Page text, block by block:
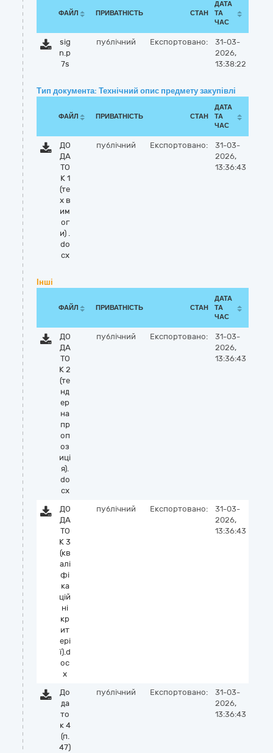
ФАЙЛ ПРИВАТНІСТЬ СТАН
ДАТА
ТА
ЧАС
sig
n.p
7s
публічний Експортовано:
31-03-
2026,
13:38:22
Тип документа: Технічний опис предмету закупівлі
ФАЙЛ ПРИВАТНІСТЬ СТАН
ДАТА
ТА
ЧАС
ДО
ДА
ТО
К 1
(те
х в
им
ог
и) .
do
cx
публічний Експортовано:
31-03-
2026,
13:36:43
Інші
ФАЙЛ ПРИВАТНІСТЬ СТАН
ДАТА
ТА
ЧАС
ДО
ДА
ТО
К 2
(те
нд
ер
на
пр
оп
оз
иці
я).
do
cx
публічний Експортовано:
31-03-
2026,
13:36:43
ДО
ДА
ТО
К 3
(кв
алі
фі
ка
цій
ні
кр
ит
ері
ї).d
oc
x
публічний Експортовано:
31-03-
2026,
13:36:43
До
да
то
к 4
(п.
47)
публічний Експортовано:
31-03-
2026,
13:36:43